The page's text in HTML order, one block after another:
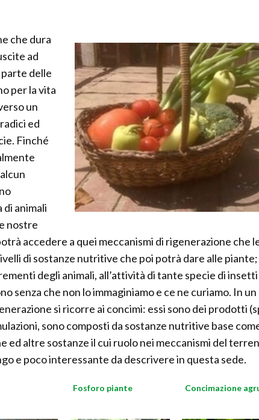
che dura
ad
parte delle
per la vita
un
ed
Finché
animali
nostre
accedere a quei meccanismi di rigenerazione che
di sostanze nutritive che poi potrà dare alle piante;
degli animali, all’attività di tante specie di insetti
senza che non lo immaginiamo e ce ne curiamo. In
si ricorre ai concimi: essi sono dei prodotti
sono composti da sostanze nutritive base
ed altre sostanze il cui ruolo nei meccanismi del
e poco interessante da descrivere in questa sede.
Fosforo piante Concimazione